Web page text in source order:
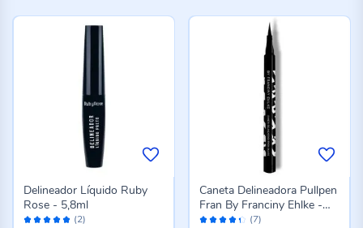
Avaliação: (2)
Delineador Líquido Ruby
Rose - 5,8ml
Avaliação: (7)
Caneta Delineadora Pullpen
Fran By Franciny Ehlke -
1,2ml